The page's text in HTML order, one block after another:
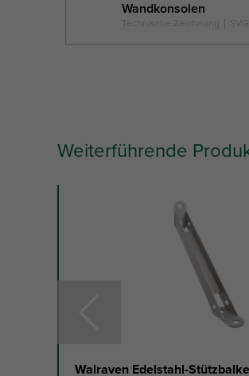
Wandkonsolen
Technische Zeichnung SVG
Weiterführende
Walraven Edelstahl-